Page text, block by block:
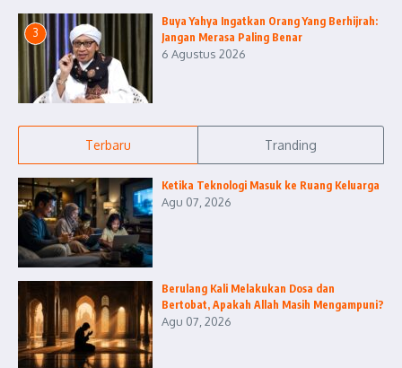
3
Buya Yahya Ingatkan Orang Yang Berhijrah:
Jangan Merasa Paling Benar
6 Agustus 2026
Terbaru Tranding
Ketika Teknologi Masuk ke Ruang Keluarga
Agu 07, 2026
Berulang Kali Melakukan Dosa dan
Bertobat, Apakah Allah Masih Mengampuni?
Agu 07, 2026